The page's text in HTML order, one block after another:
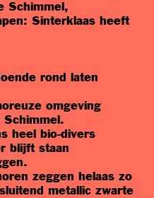
Schimmel,
Sinterklaas heeft
rond laten
omgeving
heel bio-divers
blijft staan
zeggen helaas zo
metallic zwarte